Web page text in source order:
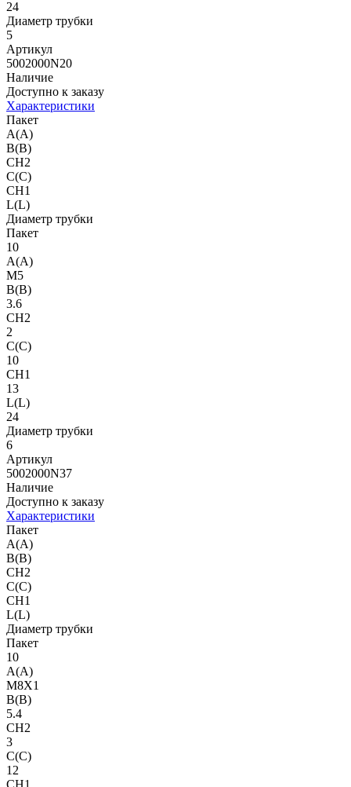
24
Диаметр трубки
5
Артикул
5002000N20
Наличие
Доступно к заказу
Характеристики
Пакет
A(A)
B(B)
CH2
C(C)
CH1
L(L)
Диаметр трубки
Пакет
10
A(A)
M5
B(B)
3.6
CH2
2
C(C)
10
CH1
13
L(L)
24
Диаметр трубки
6
Артикул
5002000N37
Наличие
Доступно к заказу
Характеристики
Пакет
A(A)
B(B)
CH2
C(C)
CH1
L(L)
Диаметр трубки
Пакет
10
A(A)
M8X1
B(B)
5.4
CH2
3
C(C)
12
CH1